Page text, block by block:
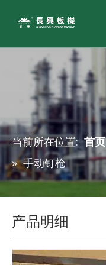
产品
客户案例
解决方案
新闻
关于我们
当前所在位置: 首页
» 手动钉枪
产品明细